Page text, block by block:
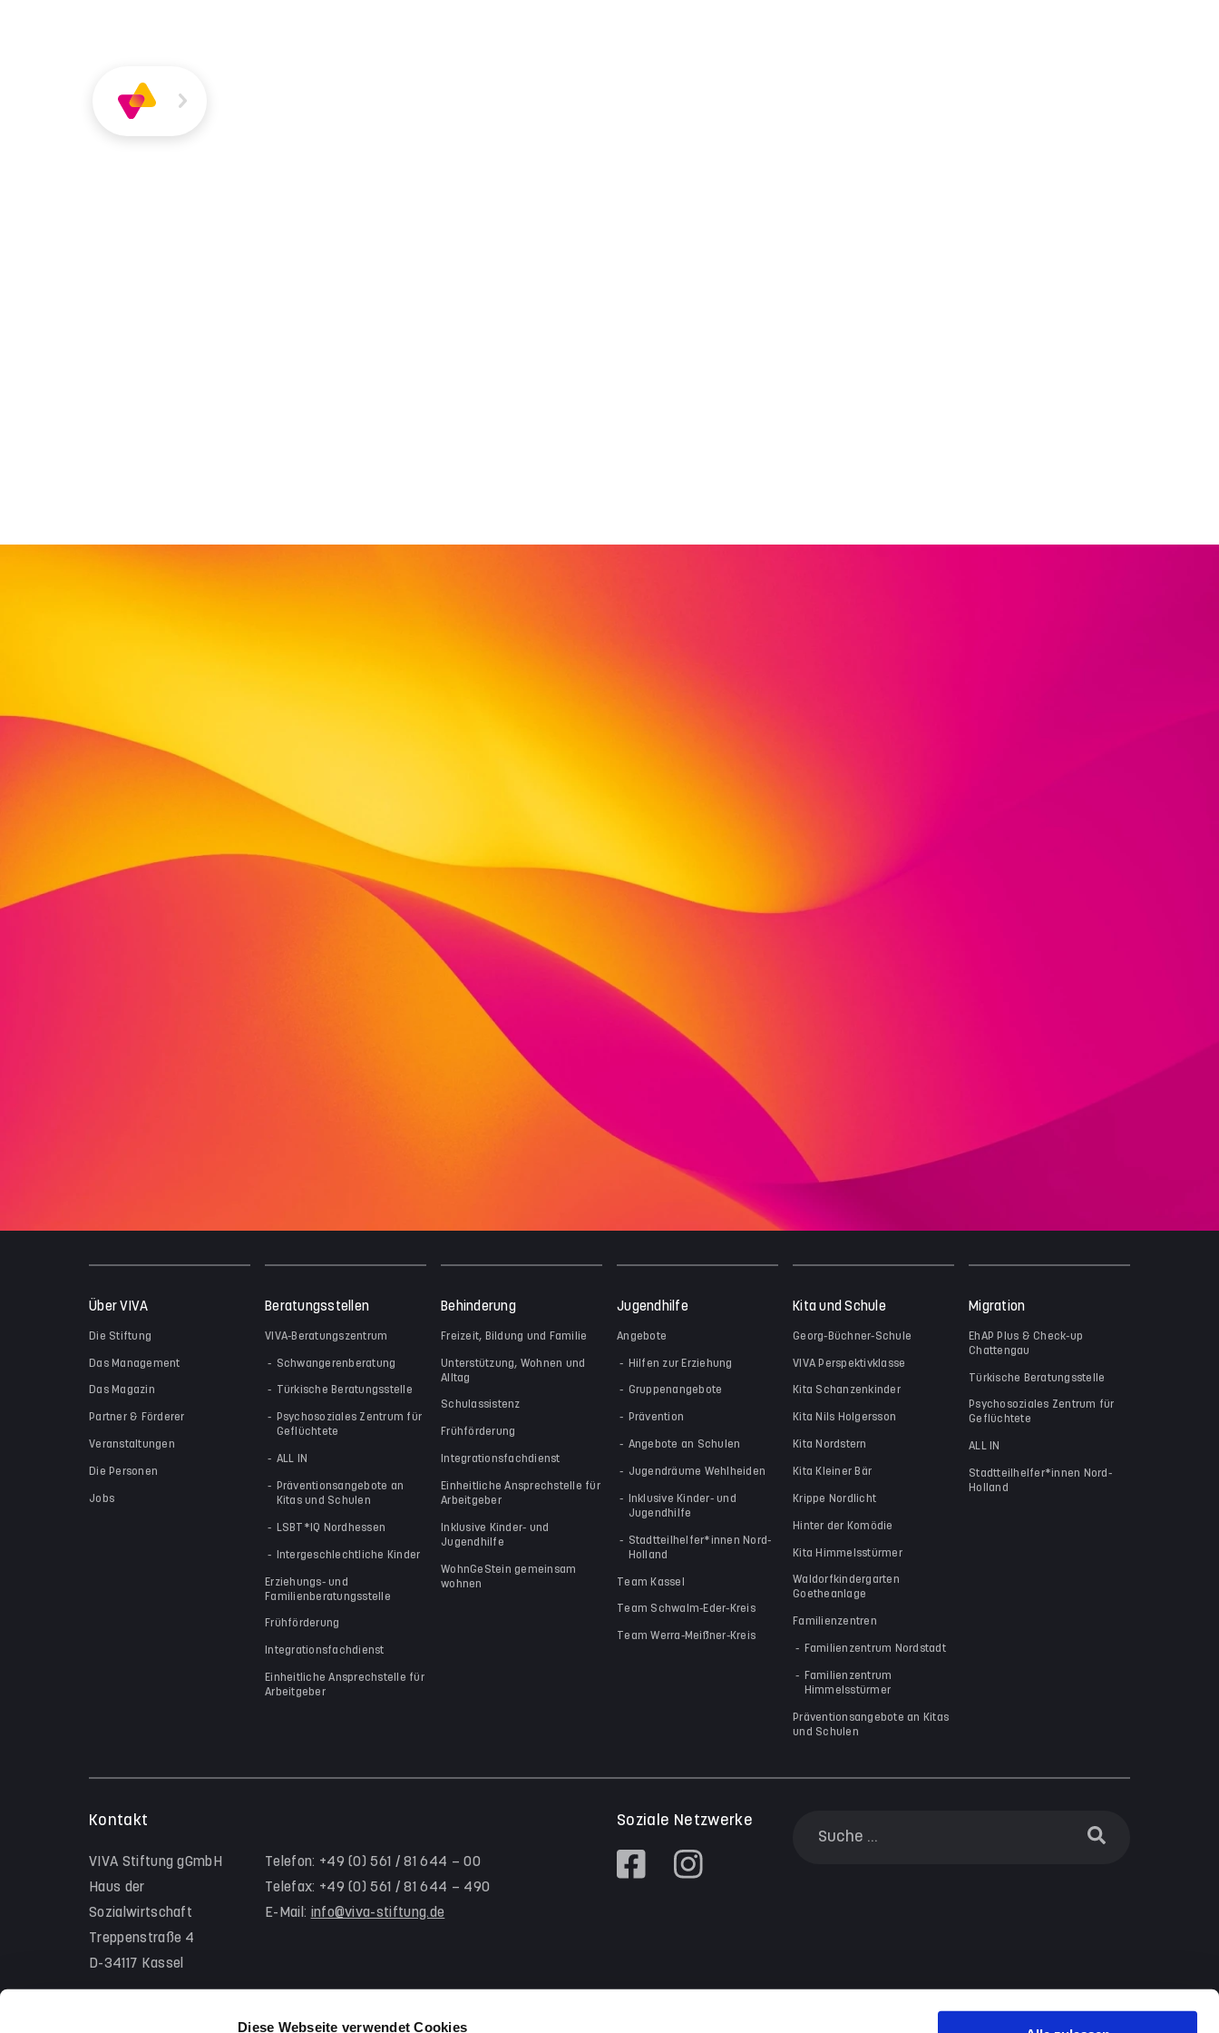
Diese Webseite verwendet Cookies
Über
VIVA
Wir sind aktiv in den Bereichen Jugendhilfe, Behindertenhilfe, Beratung und
Bildung. Wir sind Partner von vielen öffentlichen Institutionen, privaten
Initiativen, Unternehmen und anderen Trägern der Sozialwirtschaft. Wir
arbeiten in langer Tradition vertrauensvoll zusammen und stimmen unsere
Angebote und Dienste bedarfsgerecht mit unseren Partner*innen
VIVA schafft auch für dich Entwicklungsräume. Nutze sie!
Über VIVA
Die Stiftung
Das Management
Das Magazin
Partner & Förderer
Veranstaltungen
Die Personen
Jobs
Beratungsstellen
VIVA-Beratungszentrum
Schwangerenberatung
Türkische Beratungsstelle
Psychosoziales Zentrum für
Geflüchtete
ALL IN
Präventionsangebote an
Kitas und Schulen
LSBT*IQ Nordhessen
Intergeschlechtliche Kinder
Erziehungs- und
Familienberatungsstelle
Frühförderung
Integrationsfachdienst
Einheitliche Ansprechstelle für
Arbeitgeber
Behinderung
Freizeit, Bildung und Familie
Unterstützung, Wohnen und
Alltag
Schulassistenz
Frühförderung
Integrationsfachdienst
Einheitliche Ansprechstelle für
Arbeitgeber
Inklusive Kinder- und
Jugendhilfe
WohnGeStein gemeinsam
wohnen
Jugendhilfe
Angebote
Hilfen zur Erziehung
Gruppenangebote
Prävention
Angebote an Schulen
Jugendräume Wehlheiden
Inklusive Kinder- und
Jugendhilfe
Stadtteilhelfer*innen Nord-
Holland
Team Kassel
Team Schwalm-Eder-Kreis
Team Werra-Meißner-Kreis
Kita und Schule
Georg-Büchner-Schule
VIVA Perspektivklasse
Kita Schanzenkinder
Kita Nils Holgersson
Kita Nordstern
Kita Kleiner Bär
Krippe Nordlicht
Hinter der Komödie
Kita Himmelsstürmer
Waldorfkindergarten
Goetheanlage
Familienzentren
Familienzentrum Nordstadt
Familienzentrum
Himmelsstürmer
Präventionsangebote an Kitas
und Schulen
Migration
EhAP Plus & Check-up
Chattengau
Türkische Beratungsstelle
Psychosoziales Zentrum für
Geflüchtete
ALL IN
Stadtteilhelfer*innen Nord-
Holland
Kontakt
VIVA Stiftung gGmbH
Haus der
Sozialwirtschaft
Treppenstraße 4
D-34117 Kassel
Telefon: +49 (0) 561 / 81 644 – 00
Telefax: +49 (0) 561 / 81 644 – 490
E-Mail: info@viva-stiftung.de
Soziale Netzwerke